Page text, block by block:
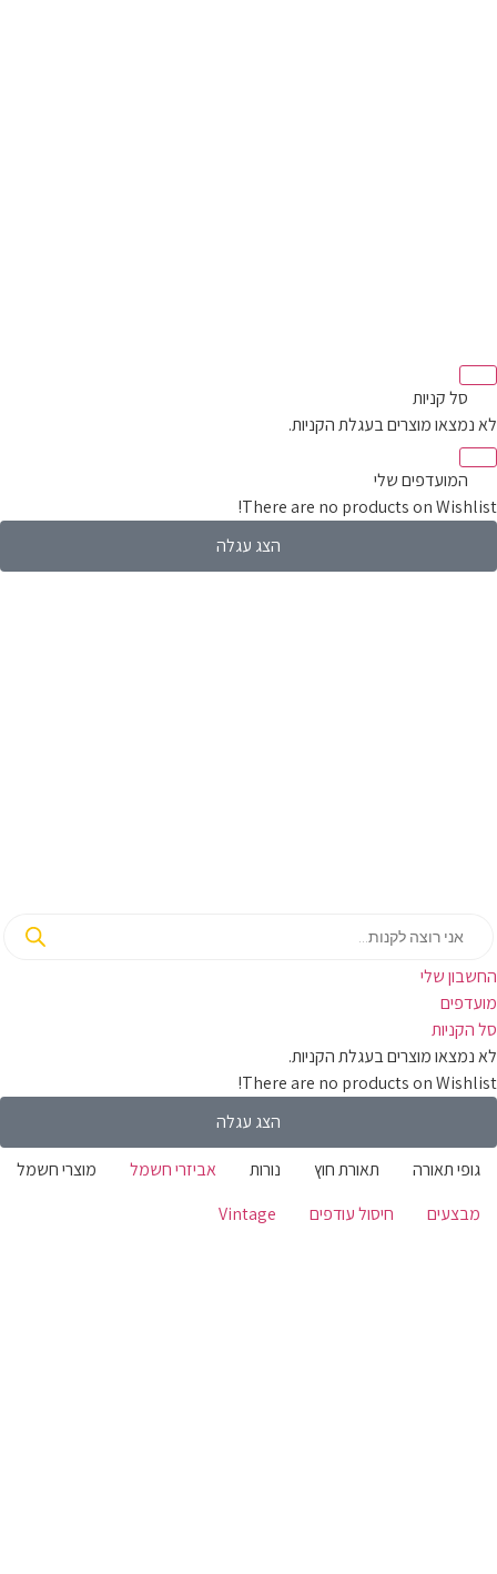
סל קניות‬
מוצרים בעגלת הקניות.
המועדפים שלי
There are no products on
הצג עגלה
שלי‬
מוצרים בעגלת הקניות.
There are no products on
הצג עגלה
תאורה תאורת חוץ נורות אביזרי חשמל
מוצרי חשמל
חיסול עודפים Vintage